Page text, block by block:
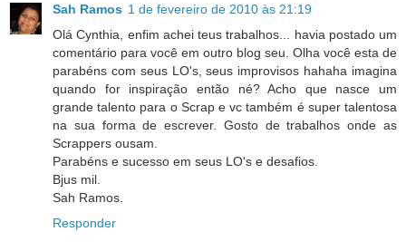
Sah Ramos 1 de fevereiro de 2010 às 21:19
Olá Cynthia, enfim achei teus trabalhos... havia postado um
comentário para você em outro blog seu. Olha você esta de
parabéns com seus LO's, seus improvisos hahaha imagina
quando for inspiração então né? Acho que nasce um
grande talento para o Scrap e vc também é super talentosa
na sua forma de escrever. Gosto de trabalhos onde as
Scrappers ousam.
Parabéns e sucesso em seus LO's e desafios.
Bjus mil.
Sah Ramos.
Responder